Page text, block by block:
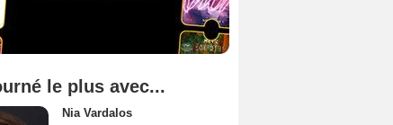
le plus avec...
Nia Vardalos